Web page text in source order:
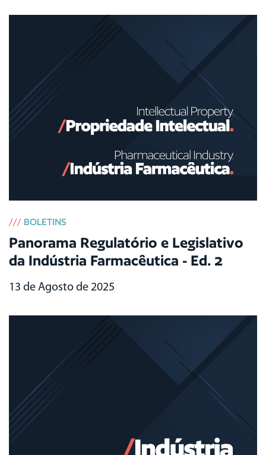
/// BOLETINS
Panorama Regulatório e Legislativo
da Indústria Farmacêutica - Ed. 2
13 de Agosto de 2025